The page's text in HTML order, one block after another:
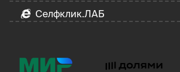
Селфклик.ЛАБ